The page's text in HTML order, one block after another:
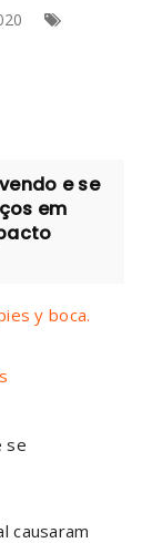
e se
em
y boca.
se
causaram